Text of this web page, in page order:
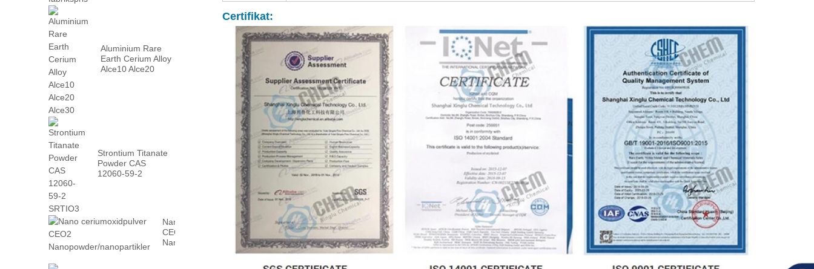
Aluminium Rare
Earth Cerium Alloy
Alce10 Alce20
Strontium Titanate
Powder CAS
12060-59-2
Nano ceriumoxidpulver
CEO2
Nanopowder/nanopartikler
Certifikat: